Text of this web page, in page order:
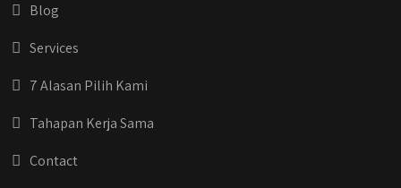
#jasarenovasirumahbekasi
#kontraktorbangunanjabodetabek
Blog
Services
7 Alasan Pilih Kami
Tahapan Kerja Sama
Contact